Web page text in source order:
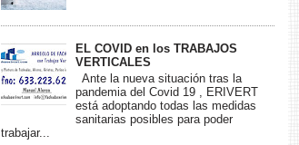
EL COVID en los TRABAJOS
VERTICALES
Ante la nueva situación tras la
pandemia del Covid 19 , ERIVERT
está adoptando todas las medidas
sanitarias posibles para poder
trabajar...